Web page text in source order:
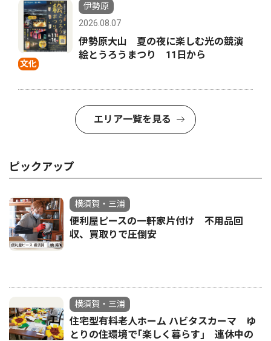
文化
伊勢原
2026.08.07
伊勢原大山 夏の夜に楽しむ光の競演
絵とうろうまつり 11日から
エリア一覧を見る
ピックアップ
横須賀・三浦
便利屋ピースの一軒家片付け 不用品回
収、買取りで圧倒安
横須賀・三浦
住宅型有料老人ホーム ハビタスカーマ ゆ
とりの住環境で｢楽しく暮らす｣ 連休中の